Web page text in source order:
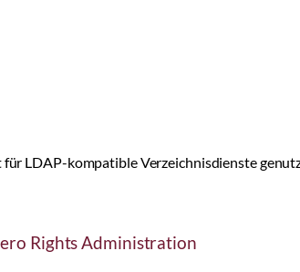
LDAP-kompatible Verzeichnisdienste
Rights Administration